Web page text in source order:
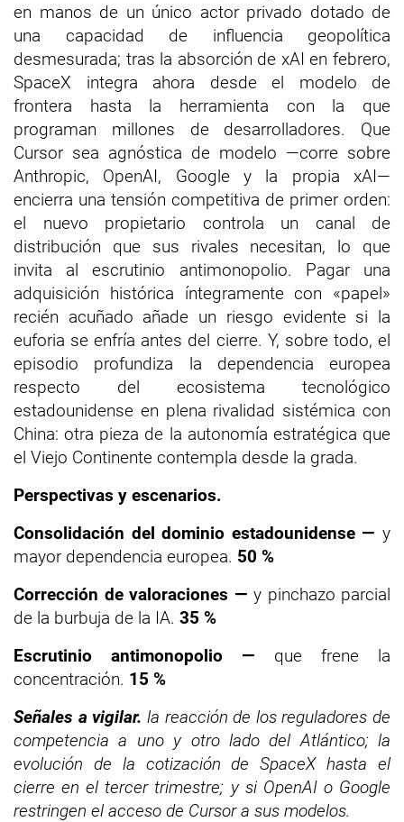
en manos de un único actor privado dotado de
una capacidad de influencia geopolítica
desmesurada; tras la absorción de xAI en febrero,
SpaceX integra ahora desde el modelo de
frontera hasta la herramienta con la que
programan millones de desarrolladores. Que
Cursor sea agnóstica de modelo —corre sobre
Anthropic, OpenAI, Google y la propia xAI—
encierra una tensión competitiva de primer orden:
el nuevo propietario controla un canal de
distribución que sus rivales necesitan, lo que
invita al escrutinio antimonopolio. Pagar una
adquisición histórica íntegramente con «papel»
recién acuñado añade un riesgo evidente si la
euforia se enfría antes del cierre. Y, sobre todo, el
episodio profundiza la dependencia europea
respecto del ecosistema tecnológico
estadounidense en plena rivalidad sistémica con
China: otra pieza de la autonomía estratégica que
el Viejo Continente contempla desde la grada.
Perspectivas y escenarios.
Consolidación del dominio estadounidense — y
mayor dependencia europea. 50 %
Corrección de valoraciones — y pinchazo parcial
de la burbuja de la IA. 35 %
Escrutinio antimonopolio — que frene la
concentración. 15 %
Señales a vigilar. la reacción de los reguladores de
competencia a uno y otro lado del Atlántico; la
evolución de la cotización de SpaceX hasta el
cierre en el tercer trimestre; y si OpenAI o Google
restringen el acceso de Cursor a sus modelos.